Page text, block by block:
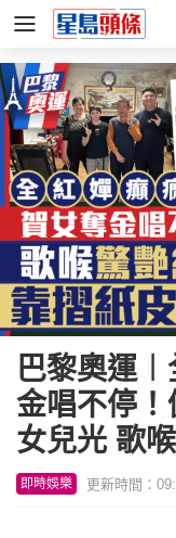
巴黎奧運
金唱不停
女兒光 歌
即時娛樂 更新時間：